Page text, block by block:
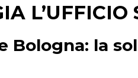
Bologna: la